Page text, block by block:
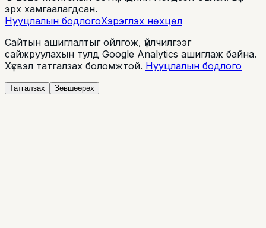
эрх хамгаалагдсан.
Нууцлалын бодлогоХэрэглэх нөхцөл
Сайтын ашиглалтыг ойлгож, үйлчилгээг
сайжруулахын тулд Google Analytics ашиглаж байна.
Хүсвэл татгалзах боломжтой. Нууцлалын бодлого
Татгалзах Зөвшөөрөх